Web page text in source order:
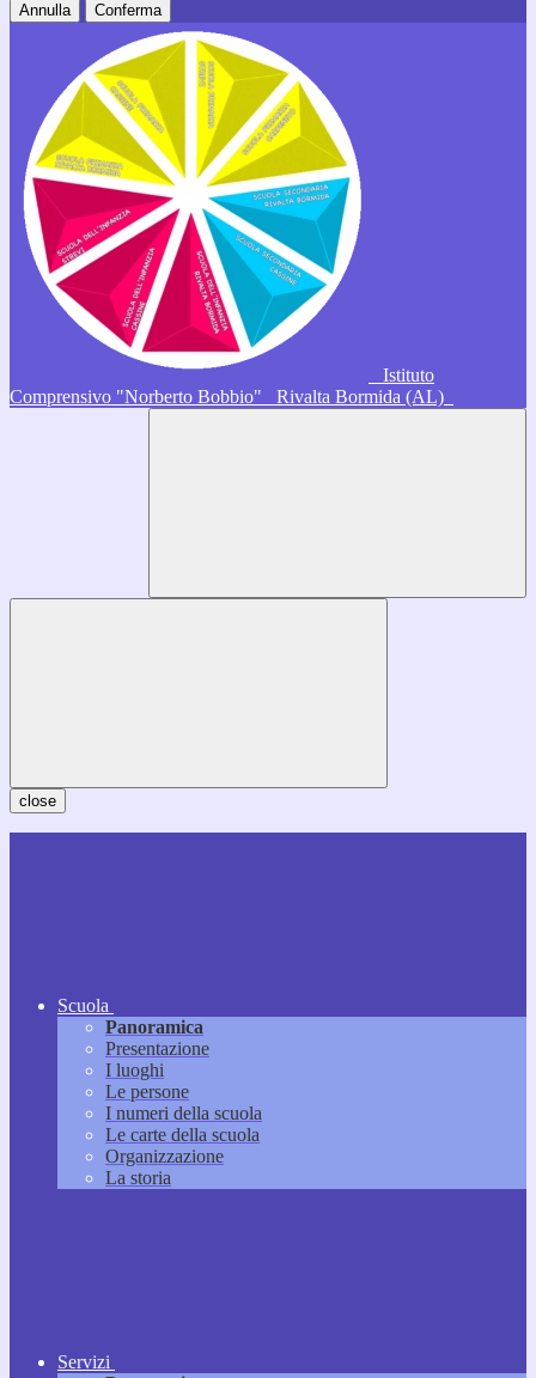
Annulla Conferma
Istituto
Comprensivo "Norberto Bobbio"
Rivalta Bormida (AL)
close
Scuola
Panoramica
Presentazione
I luoghi
Le persone
I numeri della scuola
Le carte della scuola
Organizzazione
La storia
Servizi